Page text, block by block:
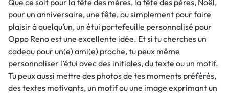
pour un anniversaire, une fête, ou simplement pour faire
plaisir à quelqu’un, un étui portefeuille personnalisé pour
Oppo Reno est une excellente idée. Et si tu cherches un
cadeau pour un(e) ami(e) proche, tu peux même
personnaliser l’étui avec des initiales, du texte ou un motif.
Tu peux aussi mettre des photos de tes moments préférés,
des textes motivants, un motif ou une image exprimant un